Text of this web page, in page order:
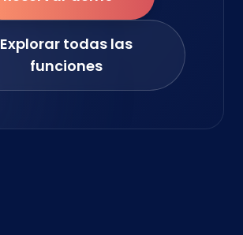
Explorar todas las
funciones